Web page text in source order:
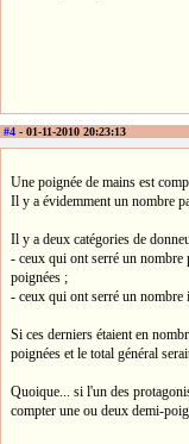
#4 - 01-11-2010 20:23:13
Une poignée de mains est
Il y a évidemment un nombre
Il y a deux catégories de
- ceux qui ont serré un
poignées ;
- ceux qui ont serré un nombre
Si ces derniers étaient en
poignées et le total général
Quoique... si l'un des
compter une ou deux demi-